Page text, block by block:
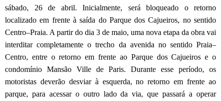
sábado, 26 de abril. Inicialmente, será bloqueado o retorno
localizado em frente à saída do Parque dos Cajueiros, no sentido
Centro–Praia. A partir do dia 3 de maio, uma nova etapa da obra vai
interditar completamente o trecho da avenida no sentido Praia–
Centro, entre o retorno em frente ao Parque dos Cajueiros e o
condomínio Mansão Ville de Paris. Durante esse período, os
motoristas deverão desviar à esquerda, no retorno em frente ao
parque, para acessar o outro lado da via, que passará a operar